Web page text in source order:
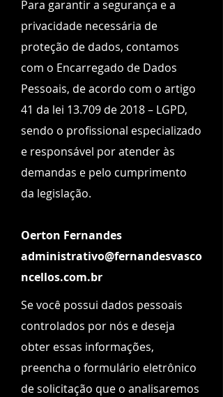
Para garantir a segurança e a
privacidade necessária de
proteção de dados, contamos
com o Encarregado de Dados
Pessoais, de acordo com o artigo
41 da lei 13.709 de 2018 – LGPD,
sendo o profissional especializado
e responsável por atender às
demandas e pelo cumprimento
da legislação.
Oerton Fernandes
administrativo@fernandesvasco
ncellos.com.br
Se você possui dados pessoais
controlados por nós e deseja
obter essas informações,
preencha o formulário eletrônico
de solicitação que o analisaremos